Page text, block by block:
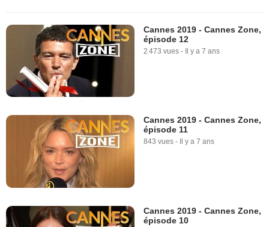
Cannes 2019 - Cannes Zone,
épisode 12
2 473 vues - Il y a 7 ans
Cannes 2019 - Cannes Zone,
épisode 11
843 vues - Il y a 7 ans
Cannes 2019 - Cannes Zone,
épisode 10